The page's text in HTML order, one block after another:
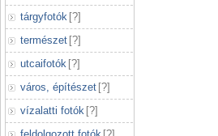
tárgyfotók [?]
természet [?]
utcaifotók [?]
város, építészet [?]
vízalatti fotók [?]